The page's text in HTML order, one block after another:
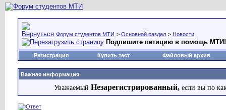
Форум студентов МТИ > Основной раздел > Новости
Подпишите петицию в помощь МТИ!
Регистрация Купить тест Файловый архив
Важная информация
Уважаемый Незарегистрированный, если вы по